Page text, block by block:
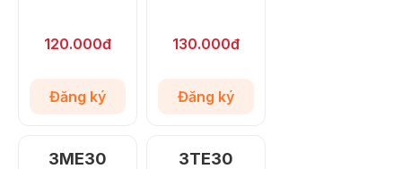
120.000đ
Đăng ký
130.000đ
Đăng ký
3ME30 3TE30